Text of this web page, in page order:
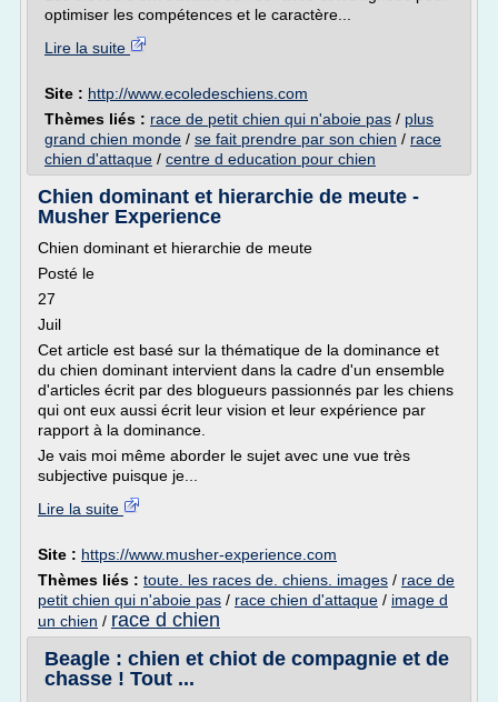
optimiser les compétences et le caractère...
Lire la suite
Site : http://www.ecoledeschiens.com
Thèmes liés : race de petit chien qui n'aboie pas / plus
grand chien monde / se fait prendre par son chien / race
chien d'attaque / centre d education pour chien
Chien dominant et hierarchie de meute -
Musher Experience
Chien dominant et hierarchie de meute
Posté le
27
Juil
Cet article est basé sur la thématique de la dominance et
du chien dominant intervient dans la cadre d'un ensemble
d'articles écrit par des blogueurs passionnés par les chiens
qui ont eux aussi écrit leur vision et leur expérience par
rapport à la dominance.
Je vais moi même aborder le sujet avec une vue très
subjective puisque je...
Lire la suite
Site : https://www.musher-experience.com
Thèmes liés : toute. les races de. chiens. images / race de
petit chien qui n'aboie pas / race chien d'attaque / image d
un chien / race d chien
Beagle : chien et chiot de compagnie et de
chasse ! Tout ...